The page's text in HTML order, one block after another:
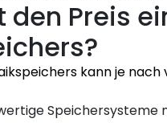
Preis
kann je
Speichersysteme